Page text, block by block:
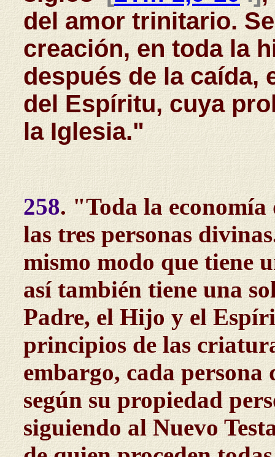
del amor trinitario.
creación, en toda la
después de la caída,
del Espíritu, cuya
la Iglesia."
258. "Toda la
las tres personas
mismo modo que tiene
así también tiene una
Padre, el Hijo y el
principios de las
embargo, cada
según su propiedad
siguiendo al Nuevo